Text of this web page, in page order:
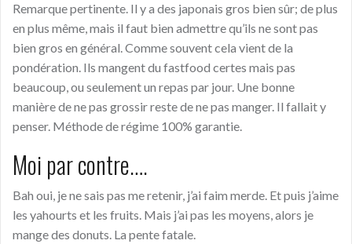
Remarque pertinente. Il y a des japonais gros bien sûr; de plus
en plus même, mais il faut bien admettre qu’ils ne sont pas
bien gros en général. Comme souvent cela vient de la
pondération. Ils mangent du fastfood certes mais pas
beaucoup, ou seulement un repas par jour. Une bonne
manière de ne pas grossir reste de ne pas manger. Il fallait y
penser. Méthode de régime 100% garantie.
Moi par contre….
Bah oui, je ne sais pas me retenir, j’ai faim merde. Et puis j’aime
les yahourts et les fruits. Mais j’ai pas les moyens, alors je
mange des donuts. La pente fatale.